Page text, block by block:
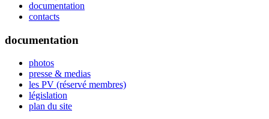
documentation
contacts
documentation
photos
presse & medias
les PV (réservé membres)
législation
plan du site